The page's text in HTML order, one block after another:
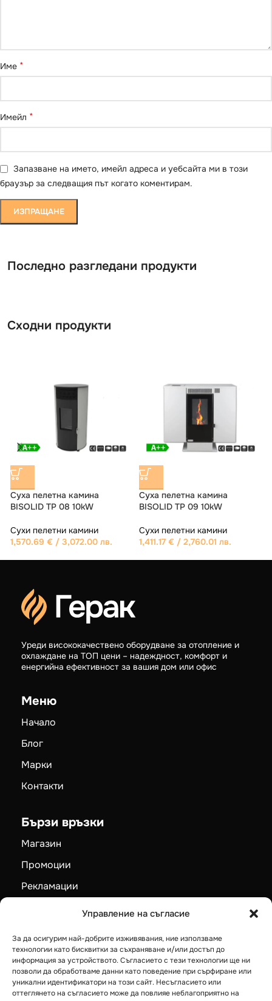
Управление на съгласие
За да осигурим най-добрите изживявания, ние използваме
технологии като бисквитки за съхраняване и/или достъп до
информация за устройството. Съгласието с тези технологии ще ни
позволи да обработваме данни като поведение при сърфиране или
уникални идентификатори на този сайт. Несъгласието или
оттеглянето на съгласието може да повлияе неблагоприятно на
Име *
Имейл *
Запазване на името, имейл адреса и уебсайта ми в този
браузър за следващия път когато коментирам.
Последно разгледани продукти
Сходни продукти
Суха пелетна камина PRITY
Сухи пелетни камини
1,402.00
/ 2,742.07 лв.
Суха пелетна камина ARTEL
PETIT 6
Сухи пелетни камини
981.68 € / 1,920.00 лв.
охлаждане на ТОП цени – надеждност, комфорт и
Меню
Начало
Марки
Контакти
Бързи връзки
Рекламации
Карта на сайта